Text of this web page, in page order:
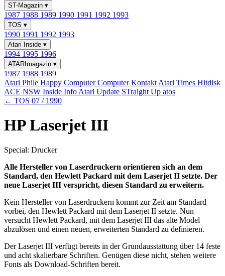
ST-Magazin ▾
1987 1988 1989 1990 1991 1992 1993
TOS ▾
1990 1991 1992 1993
Atari Inside ▾
1994 1995 1996
ATARImagazin ▾
1987 1988 1989
Atari Phile Happy ComputerComputer Kontakt Atari Times Hitdisk
ACE NSW Inside Info Atari Update STraight Up atos
← TOS 07 / 1990
HP Laserjet III
Special: Drucker
Alle Hersteller von Laserdruckern orientieren sich an dem
Standard, den Hewlett Packard mit dem Laserjet II setzte. Der
neue Laserjet III verspricht, diesen Standard zu erweitern.
Kein Hersteller von Laserdruckern kommt zur Zeit am Standard
vorbei, den Hewlett Packard mit dem Laserjet II setzte. Nun
versucht Hewlett Packard, mit dem Laserjet III das alte Model
abzulösen und einen neuen, erweiterten Standard zu definieren.
Der Laserjet III verfügt bereits in der Grundausstattung über 14 feste
und acht skalierbare Schriften. Genügen diese nicht, stehen weitere
Fonts als Download-Schriften bereit.